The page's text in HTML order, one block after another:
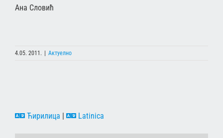
Ана Словић
4.05. 2011. Актуелно
Ћирилица | Latinica